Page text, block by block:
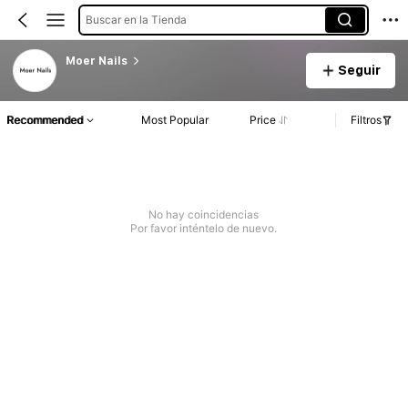
Buscar en la Tienda
Moer Nails
Seguir
Recommended Most Popular Price Filtros
No hay coincidencias
Por favor inténtelo de nuevo.